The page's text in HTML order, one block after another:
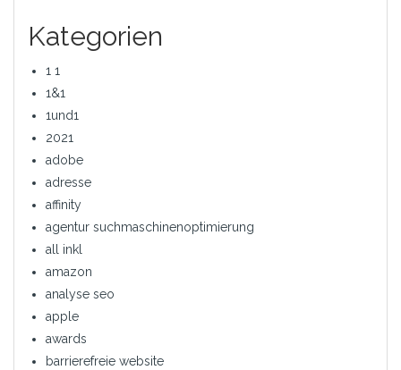
Kategorien
1 1
1&1
1und1
2021
adobe
adresse
affinity
agentur suchmaschinenoptimierung
all inkl
amazon
analyse seo
apple
awards
barrierefreie website